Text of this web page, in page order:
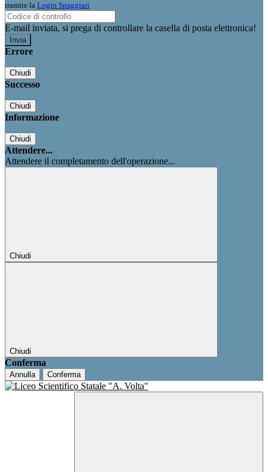
tramite la Login Spaggiari
E-mail inviata, si prega di controllare la casella di posta elettronica!
Errore
Chiudi
Successo
Chiudi
Informazione
Chiudi
Attendere...
Attendere il completamento dell'operazione...
Chiudi
Chiudi
Conferma
Annulla Conferma